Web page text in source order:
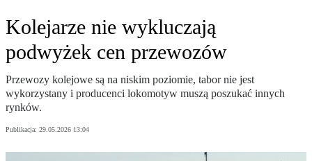
Kolejarze nie wykluczają
podwyżek cen przewozów
Przewozy kolejowe są na niskim poziomie, tabor nie jest
wykorzystany i producenci lokomotyw muszą poszukać innych
rynków.
Publikacja: 29.05.2026 13:04